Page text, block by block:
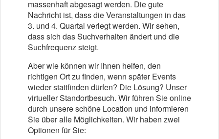
massenhaft abgesagt werden. Die gute
Nachricht ist, dass die Veranstaltungen in das
3. und 4. Quartal verlegt werden. Wir sehen,
dass sich das Suchverhalten ändert und die
Suchfrequenz steigt.
Aber wie können wir Ihnen helfen, den
richtigen Ort zu finden, wenn später Events
wieder stattfinden dürfen? Die Lösung? Unser
virtueller Standortbesuch. Wir führen Sie online
durch unsere schöne Location und informieren
Sie über alle Möglichkeiten. Wir haben zwei
Optionen für Sie: